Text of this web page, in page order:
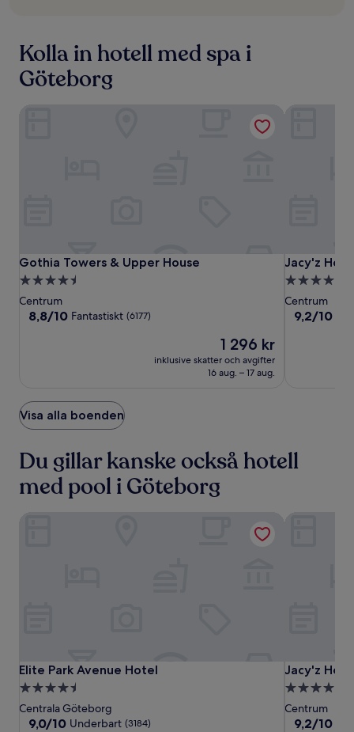
Kolla in hotell med spa i
Göteborg
Gothia
Towers
&
Upper
House
Gothia
Towers
&
Upper
House
Gothia Towers & Upper House
Gothia Towers & Upper House
4.5-
stjärnigt
boende
Centrum
8.8
8,8/10 Fantastiskt (6177)
Priset
1 296 kr
1 296 kr
inklusive skatter och avgifter
16 aug. – 17 aug.
Gothia Towers & Upper House
Jacy'z
Hotel
&
Resort
Jacy'z
Jacy'z
5.0-
stjärnigt
boende
Centrum
9.2
9,2/10
Jacy'z
Visa alla boenden
Du gillar kanske också hotell
med pool i Göteborg
Elite
Park
Avenue
Hotel
Elite
Park
Avenue
Hotel
Elite Park Avenue Hotel
Elite Park Avenue Hotel
4.5-
stjärnigt
boende
Centrala Göteborg
9.0
9,0/10 Underbart (3184)
Elite Park Avenue Hotel
Jacy'z
Hotel
&
Resort
Jacy'z
Jacy'z
5.0-
stjärnigt
boende
Centrum
9.2
9,2/10
Jacy'z